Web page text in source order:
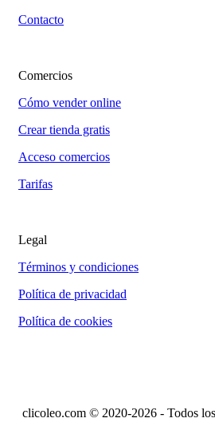
Contacto
Comercios
Cómo vender online
Crear tienda gratis
Acceso comercios
Tarifas
Legal
Términos y condiciones
Política de privacidad
Política de cookies
clicoleo.com © 2020-2026 - Todos